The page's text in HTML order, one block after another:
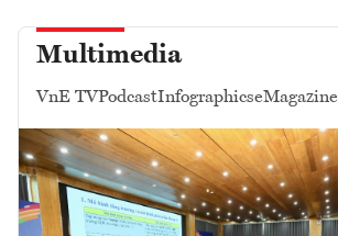
Multimedia
VnE TVPodcastInfographicseMagazine